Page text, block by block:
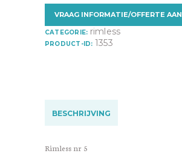
VRAAG INFORMATIE/OFFERTE AAN
CATEGORIE: rimless
PRODUCT-ID: 1353
BESCHRIJVING
Rimless nr 5